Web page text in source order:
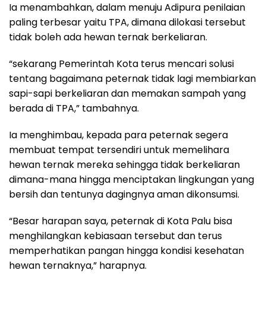
Ia menambahkan, dalam menuju Adipura penilaian
paling terbesar yaitu TPA, dimana dilokasi tersebut
tidak boleh ada hewan ternak berkeliaran.
“sekarang Pemerintah Kota terus mencari solusi
tentang bagaimana peternak tidak lagi membiarkan
sapi-sapi berkeliaran dan memakan sampah yang
berada di TPA,” tambahnya.
Ia menghimbau, kepada para peternak segera
membuat tempat tersendiri untuk memelihara
hewan ternak mereka sehingga tidak berkeliaran
dimana-mana hingga menciptakan lingkungan yang
bersih dan tentunya dagingnya aman dikonsumsi.
“Besar harapan saya, peternak di Kota Palu bisa
menghilangkan kebiasaan tersebut dan terus
memperhatikan pangan hingga kondisi kesehatan
hewan ternaknya,” harapnya.